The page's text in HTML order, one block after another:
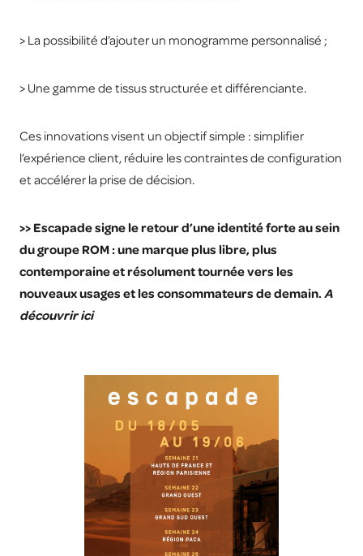
> La possibilité d’ajouter un monogramme personnalisé ;
> Une gamme de tissus structurée et différenciante.
Ces innovations visent un objectif simple : simplifier
l’expérience client, réduire les contraintes de configuration
et accélérer la prise de décision.
>> Escapade signe le retour d’une identité forte au sein
du groupe ROM : une marque plus libre, plus
contemporaine et résolument tournée vers les
nouveaux usages et les consommateurs de demain. A
découvrir ici